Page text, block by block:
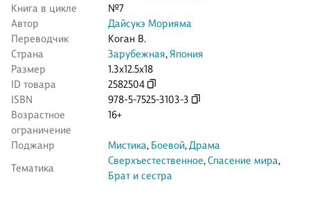
Книга в цикле
№7
Автор
Дайсукэ Морияма
Переводчик
Коган В.
Страна
Зарубежная,Япония
Размер
1.3x12.5x18
ID товара
2582504
ISBN
978-5-7525-3103-3
Возрастное
ограничение
16+
Поджанр Мистика, Боевой,Драма
Тематика
Сверхъестественное,Спасение мира,
Брат и сестра